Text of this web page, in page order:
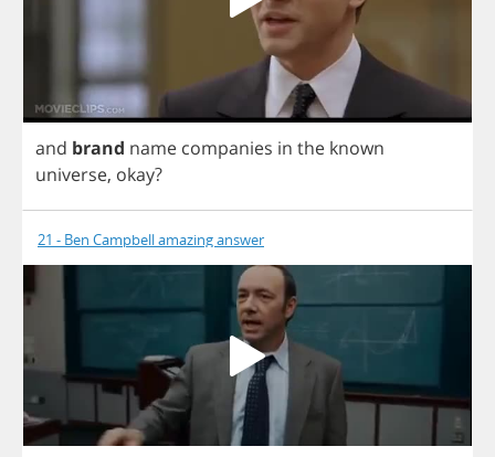
and brand name companies in the known
universe, okay?
21 - Ben Campbell amazing answer